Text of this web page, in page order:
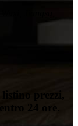
Jiangsu,
prezzi,
24 ore.